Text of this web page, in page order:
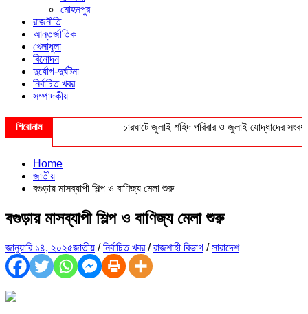
মোহনপুর
রাজনীতি
আন্তর্জাতিক
খেলাধুলা
বিনোদন
দুর্যোগ-দুর্ঘটনা
নির্বাচিত খবর
সম্পাদকীয়
শিরোনাম চারঘাটে জুলাই শহিদ পরিবার ও জুলাই যোদ্ধাদের সংবর্ধনা
Home
জাতীয়
বগুড়ায় মাসব্যাপী শিল্প ও বাণিজ্য মেলা শুরু
বগুড়ায় মাসব্যাপী শিল্প ও বাণিজ্য মেলা শুরু
জানুয়ারি ১৪, ২০২৫জাতীয় /নির্বাচিত খবর/রাজশাহী বিভাগ /সারাদেশ